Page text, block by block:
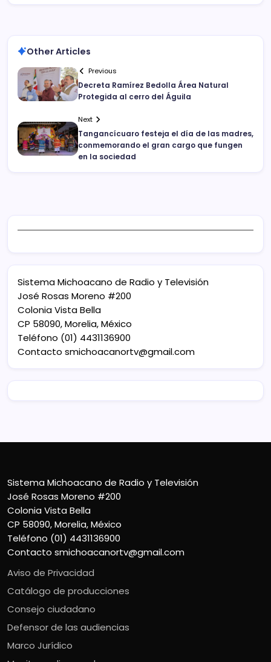
Other Articles
Previous
Decreta Ramírez Bedolla Área Natural
Protegida al cerro del Águila
Next
Tangancícuaro festeja el día de las madres,
conmemorando el gran cargo que fungen
en la sociedad
Sistema Michoacano de Radio y Televisión
José Rosas Moreno #200
Colonia Vista Bella
CP 58090, Morelia, México
Teléfono (01) 4431136900
Contacto smichoacanortv@gmail.com
Sistema Michoacano de Radio y Televisión
José Rosas Moreno #200
Colonia Vista Bella
CP 58090, Morelia, México
Teléfono (01) 4431136900
Contacto smichoacanortv@gmail.com
Aviso de Privacidad
Catálogo de producciones
Consejo ciudadano
Defensor de las audiencias
Marco Jurídico